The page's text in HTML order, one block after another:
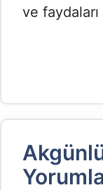
ve